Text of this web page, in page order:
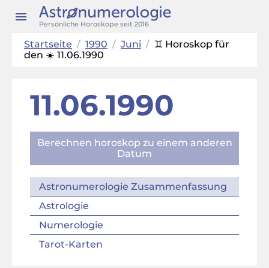
Persönliche Horoskope seit 2016
Startseite / 1990 / Juni / ♊ Horoskop für
den ☀️ 11.06.1990
11.06.1990
Berechnen horoskop zu einem anderen
Datum
Astronumerologie Zusammenfassung
Astrologie
Numerologie
Tarot-Karten